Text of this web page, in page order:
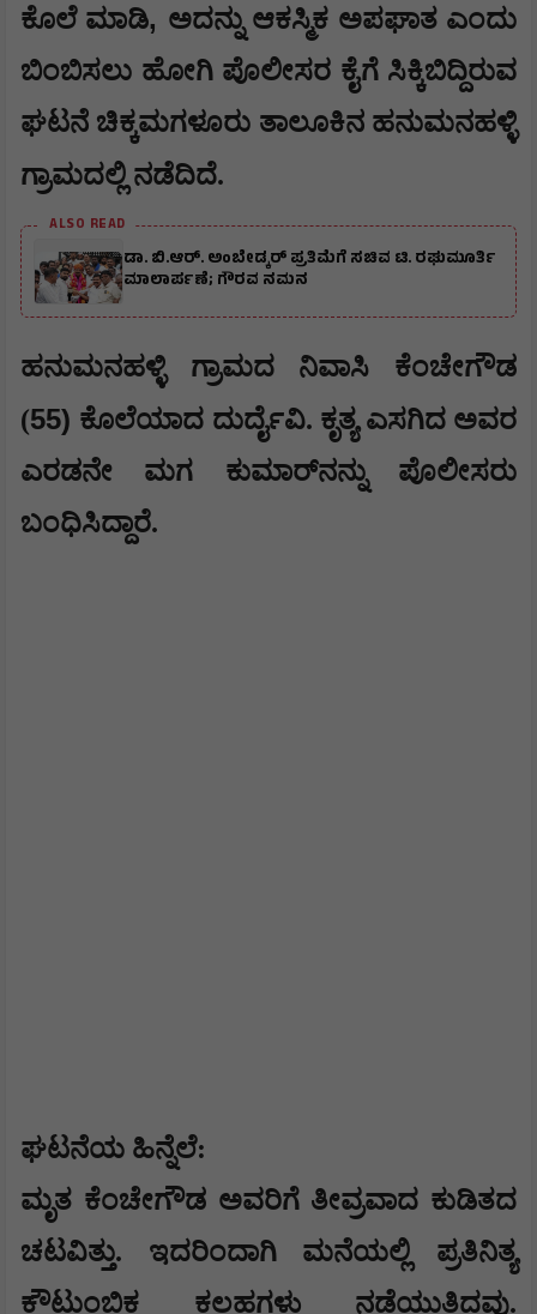
ಕೊಲೆ ಮಾಡಿ, ಅದನ್ನು ಆಕಸ್ಮಿಕ ಅಪಘಾತ ಎಂದು
ಬಿಂಬಿಸಲು ಹೋಗಿ ಪೊಲೀಸರ ಕೈಗೆ ಸಿಕ್ಕಿಬಿದ್ದಿರುವ
ಘಟನೆ ಚಿಕ್ಕಮಗಳೂರು ತಾಲೂಕಿನ ಹನುಮನಹಳ್ಳಿ
ಗ್ರಾಮದಲ್ಲಿ ನಡೆದಿದೆ.
ALSO READ
ಡಾ. ಬಿ.ಆರ್. ಅಂಬೇಡ್ಕರ್ ಪ್ರತಿಮೆಗೆ ಸಚಿವ ಟಿ. ರಘುಮೂರ್ತಿ
ಮಾಲಾರ್ಪಣೆ; ಗೌರವ ನಮನ
ಹನುಮನಹಳ್ಳಿ ಗ್ರಾಮದ ನಿವಾಸಿ ಕೆಂಚೇಗೌಡ
(55) ಕೊಲೆಯಾದ ದುರ್ದೈವಿ. ಕೃತ್ಯ ಎಸಗಿದ ಅವರ
ಎರಡನೇ ಮಗ ಕುಮಾರ್‌ನನ್ನು ಪೊಲೀಸರು
ಬಂಧಿಸಿದ್ದಾರೆ.
ಘಟನೆಯ ಹಿನ್ನೆಲೆ:
ಮೃತ ಕೆಂಚೇಗೌಡ ಅವರಿಗೆ ತೀವ್ರವಾದ ಕುಡಿತದ
ಚಟವಿತ್ತು. ಇದರಿಂದಾಗಿ ಮನೆಯಲ್ಲಿ ಪ್ರತಿನಿತ್ಯ
ಕೌಟುಂಬಿಕ ಕಲಹಗಳು ನಡೆಯುತ್ತಿದ್ದವು.